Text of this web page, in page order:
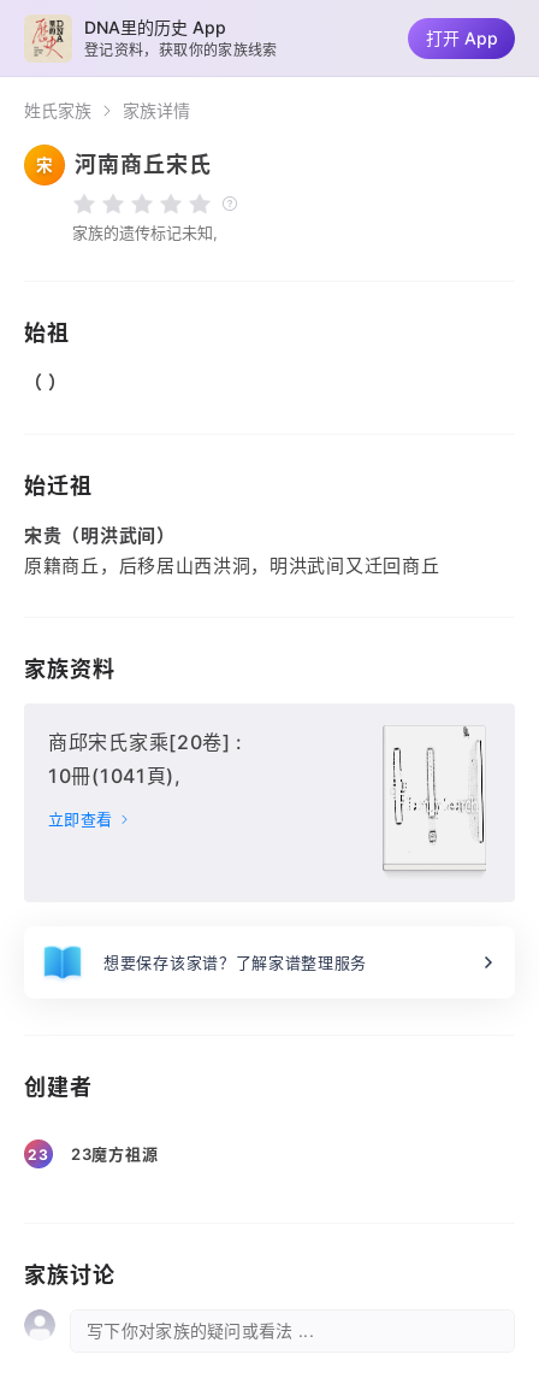
姓氏家族 家族详情
宋 河南商丘宋氏
家族的遗传标记未知,
始祖
（ ）
始迁祖
宋贵（明洪武间）
原籍商丘，后移居山西洪洞，明洪武间又迁回商丘
家族资料
商邱宋氏家乘[20卷] :
10冊(1041頁),
立即查看
想要保存该家谱？了解家谱整理服务
创建者
23 23魔方祖源
家族讨论
写下你对家族的疑问或看法 ...
DNA里的历史 App
登记资料，获取你的家族线索
打开 App